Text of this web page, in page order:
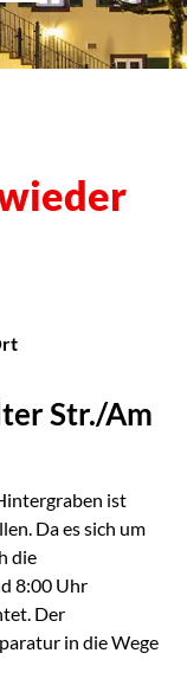
Str./Am
ist
Da es sich um
die
8:00 Uhr
Der
in die Wege